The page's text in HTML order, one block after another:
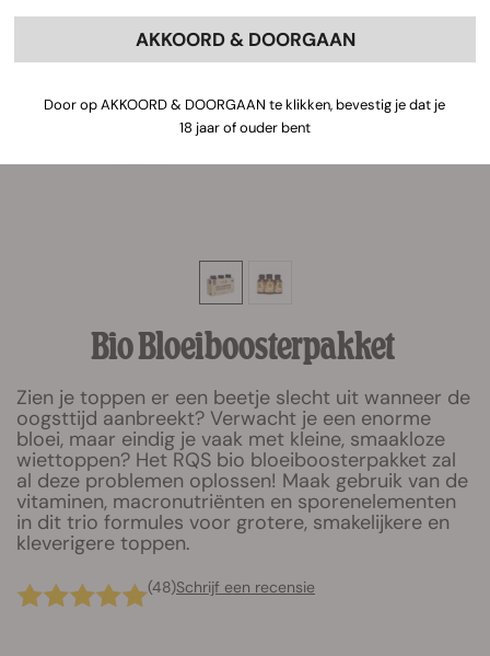
Bio Bloeiboosterpakket
Zien je toppen er een beetje slecht uit wanneer de
oogsttijd aanbreekt? Verwacht je een enorme
bloei, maar eindig je vaak met kleine, smaakloze
wiettoppen? Het RQS bio bloeiboosterpakket zal
al deze problemen oplossen! Maak gebruik van de
vitaminen, macronutriënten en sporenelementen
in dit trio formules voor grotere, smakelijkere en
kleverigere toppen.
(48)Schrijf een recensie
AKKOORD & DOORGAAN
Door op AKKOORD & DOORGAAN te klikken, bevestig je dat je
18 jaar of ouder bent